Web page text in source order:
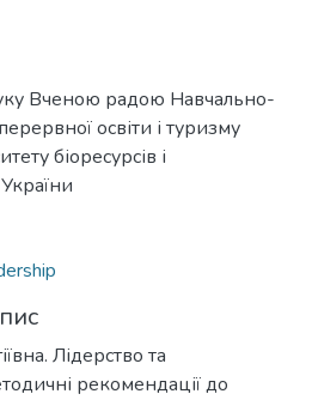
Вченою радою Навчально-
освіти і туризму
біоресурсів і
Лідерство та
рекомендації до